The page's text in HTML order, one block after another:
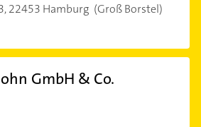
22453 Hamburg (Groß Borstel)
GmbH & Co.